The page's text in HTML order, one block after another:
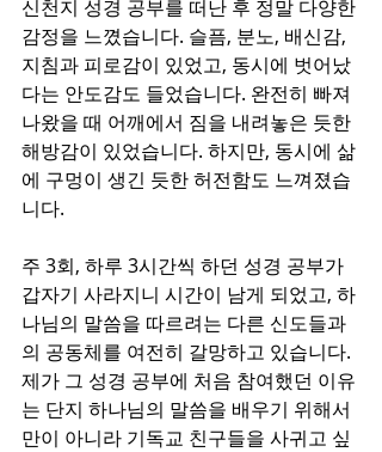
신천지 성경 공부를 떠난 후 정말 다양한
감정을 느꼈습니다. 슬픔, 분노, 배신감,
지침과 피로감이 있었고, 동시에 벗어났
다는 안도감도 들었습니다. 완전히 빠져
나왔을 때 어깨에서 짐을 내려놓은 듯한
해방감이 있었습니다. 하지만, 동시에 삶
에 구멍이 생긴 듯한 허전함도 느껴졌습
니다.
주 3회, 하루 3시간씩 하던 성경 공부가
갑자기 사라지니 시간이 남게 되었고, 하
나님의 말씀을 따르려는 다른 신도들과
의 공동체를 여전히 갈망하고 있습니다.
제가 그 성경 공부에 처음 참여했던 이유
는 단지 하나님의 말씀을 배우기 위해서
만이 아니라 기독교 친구들을 사귀고 싶